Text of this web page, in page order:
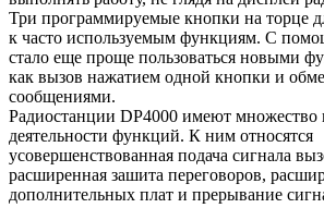
Три программируемые кнопки на торце
к часто используемым функциям. С
стало еще проще пользоваться новыми
как вызов нажатием одной кнопки и
сообщениями.
Радиостанции DP4000 имеют множество
деятельности функций. К ним относятся
усовершенствованная подача сигнала
расширенная зашита переговоров,
дополнительных плат и прерывание